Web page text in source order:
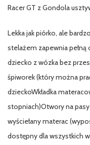
Racer GT z Gondola
Lekka jak piórko, ale
stelażem zapewnia
dziecko z wózka bez
śpiworek (który można
dzieckoWkładka
stopniach)Otwory na
wyściełany materac
dostępny dla wszystkich